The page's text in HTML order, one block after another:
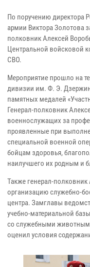
По поручению директора
армии Виктора Золотова
полковник Алексей
Центральной войсковой
СВО.
Мероприятие прошло на
дивизии им. Ф. Э.
памятных медалей
Генерал-полковник
военнослужащих за
проявленные при
специальной военной
бойцам здоровья,
наилучшего их родным и
Также генерал-
организацию служебно-
центра. Замглавы
учебно-материальной
со служебными
оценил условия